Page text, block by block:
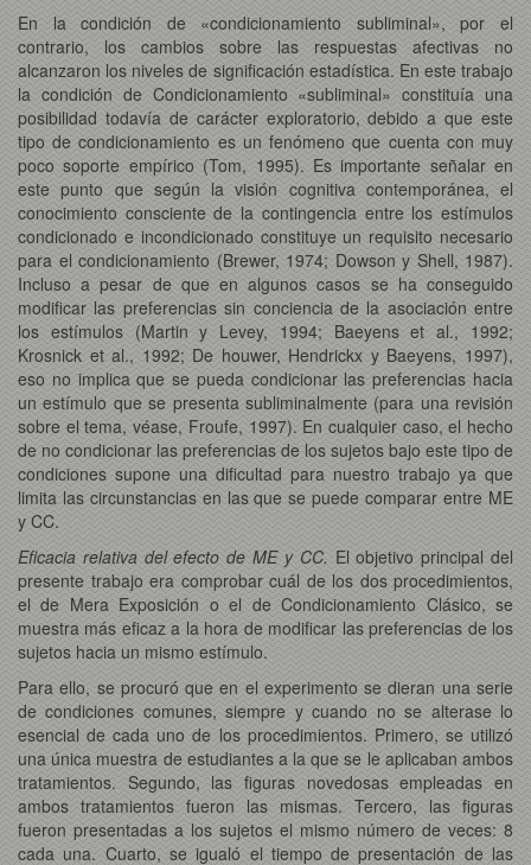
En la condición de «condicionamiento subliminal», por el
contrario, los cambios sobre las respuestas afectivas no
alcanzaron los niveles de significación estadística. En este trabajo
la condición de Condicionamiento «subliminal» constituía una
posibilidad todavía de carácter exploratorio, debido a que este
tipo de condicionamiento es un fenómeno que cuenta con muy
poco soporte empírico (Tom, 1995). Es importante señalar en
este punto que según la visión cognitiva contemporánea, el
conocimiento consciente de la contingencia entre los estímulos
condicionado e incondicionado constituye un requisito necesario
para el condicionamiento (Brewer, 1974; Dowson y Shell, 1987).
Incluso a pesar de que en algunos casos se ha conseguido
modificar las preferencias sin conciencia de la asociación entre
los estímulos (Martin y Levey, 1994; Baeyens et al., 1992;
Krosnick et al., 1992; De houwer, Hendrickx y Baeyens, 1997),
eso no implica que se pueda condicionar las preferencias hacia
un estímulo que se presenta subliminalmente (para una revisión
sobre el tema, véase, Froufe, 1997). En cualquier caso, el hecho
de no condicionar las preferencias de los sujetos bajo este tipo de
condiciones supone una dificultad para nuestro trabajo ya que
limita las circunstancias en las que se puede comparar entre ME
y CC.
Eficacia relativa del efecto de ME y CC. El objetivo principal del
presente trabajo era comprobar cuál de los dos procedimientos,
el de Mera Exposición o el de Condicionamiento Clásico, se
muestra más eficaz a la hora de modificar las preferencias de los
sujetos hacia un mismo estímulo.
Para ello, se procuró que en el experimento se dieran una serie
de condiciones comunes, siempre y cuando no se alterase lo
esencial de cada uno de los procedimientos. Primero, se utilizó
una única muestra de estudiantes a la que se le aplicaban ambos
tratamientos. Segundo, las figuras novedosas empleadas en
ambos tratamientos fueron las mismas. Tercero, las figuras
fueron presentadas a los sujetos el mismo número de veces: 8
cada una. Cuarto, se igualó el tiempo de presentación de las